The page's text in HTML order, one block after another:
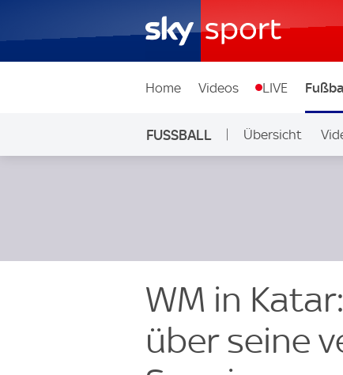
Home Videos LIVE
FUSSBALL Übersicht
WM in
über seine